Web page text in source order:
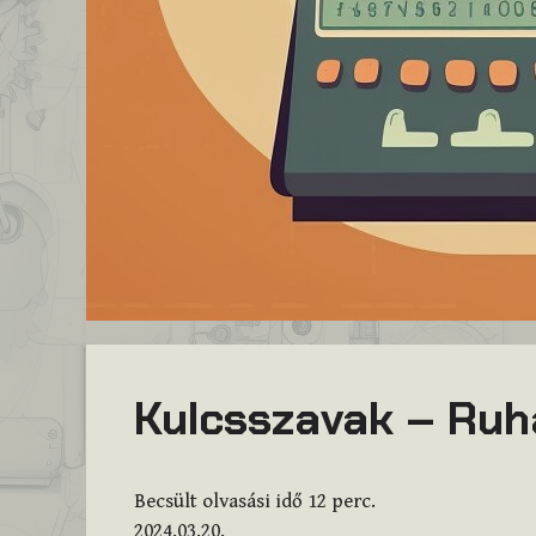
Kulcsszavak –
Becsült olvasási idő 12 perc.